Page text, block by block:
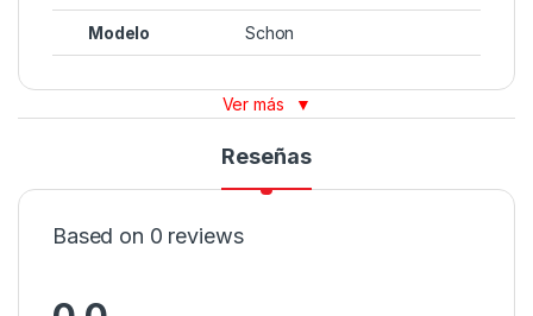
Modelo Schon
Ver más ▼
Reseñas
Based on 0 reviews